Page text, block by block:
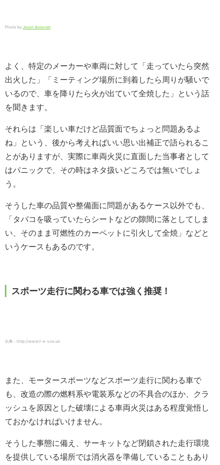
Photo by Jason Bolonski
よく、特定のメーカーや車両に対して「走っていたら突然
出火した」「ミーティング場所に到着したら周りが騒いで
いるので、車を降りたら火が出ていて全焼した」という話
を聞きます。
それらは「楽しい車だけど品質面でちょっと問題あるよ
ね」という、後から考えればいい思い出補正で語られるこ
とがありますが、実際に車両火災に直面した当事者として
はパニックで、その時はネタ扱いどころでは無いでしょ
う。
そうした車の品質や整備面に問題があるケース以外でも、
「タバコを吸っていたらシートなどの隙間に落としてしま
い、そのまま可燃性のカーペットに引火して全焼」などと
いうケースもあるのです。
スポーツ走行に関わる車では強く推奨！
出典：http://www.f-e-v.co.uk
また、モータースポーツなどスポーツ走行に関わる車で
も、改造の際の燃料系や電装系などの不具合のほか、クラ
ッシュを原因とした破壊による車両火災はある程度覚悟し
ておかなければいけません。
そうした事態に備え、サーキットなど閉鎖された走行環境
を提供している場所では消火器を準備していることもあり